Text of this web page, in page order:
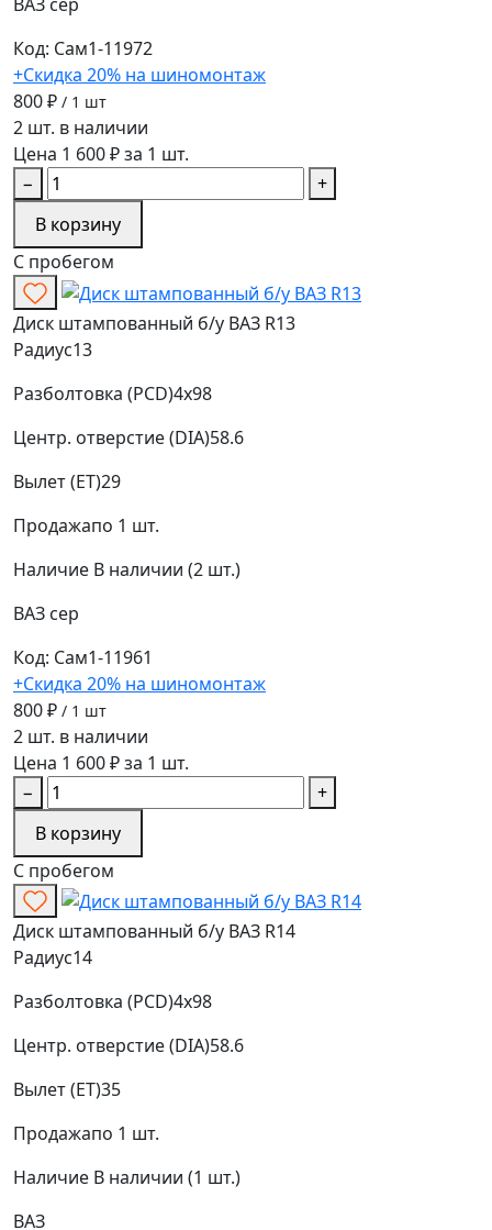
Код: Сам1-11972
+Скидка 20% на шиномонтаж
800 ₽ / 1 шт
2 шт. в наличии
Цена 1 600 ₽ за 1 шт.
−
+
В корзину
С пробегом
Диск штампованный б/у ВАЗ R13
Радиус13
Разболтовка (PCD)4x98
Центр. отверстие (DIA)58.6
Вылет (ET)29
Продажапо 1 шт.
Наличие В наличии (2 шт.)
ВАЗ сер
Код: Сам1-11961
+Скидка 20% на шиномонтаж
800 ₽ / 1 шт
2 шт. в наличии
Цена 1 600 ₽ за 1 шт.
−
+
В корзину
С пробегом
Диск штампованный б/у ВАЗ R14
Радиус14
Разболтовка (PCD)4x98
Центр. отверстие (DIA)58.6
Вылет (ET)35
Продажапо 1 шт.
Наличие В наличии (1 шт.)
ВАЗ